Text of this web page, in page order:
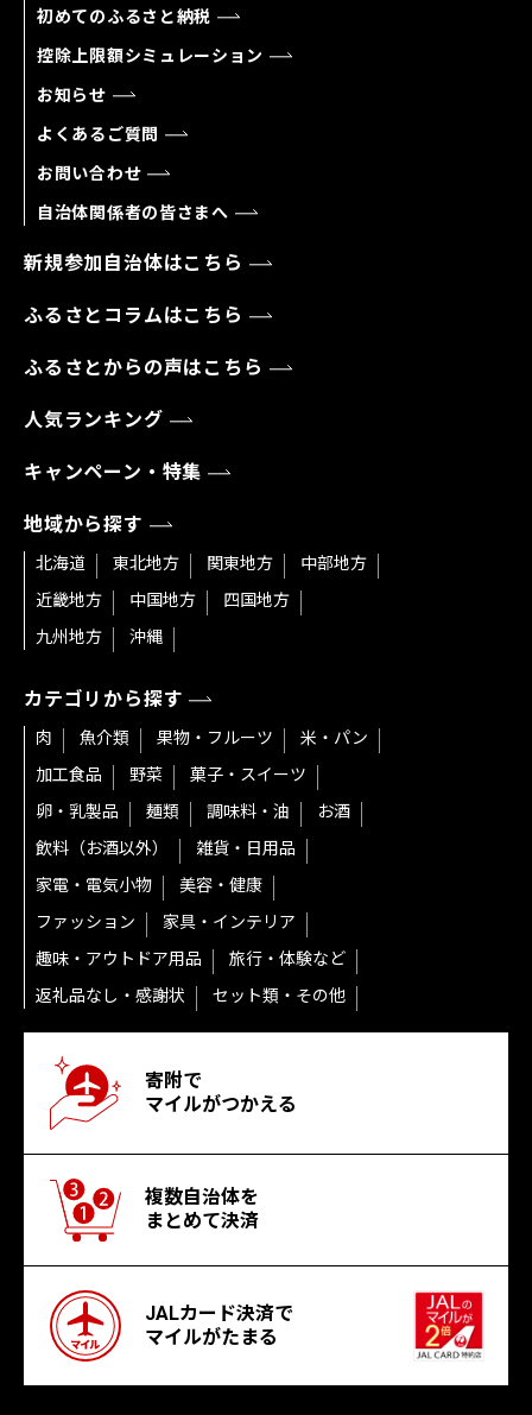
初めてのふるさと納税
控除上限額シミュレーション
お知らせ
よくあるご質問
お問い合わせ
自治体関係者の皆さまへ
新規参加自治体はこちら
ふるさとコラムはこちら
ふるさとからの声はこちら
人気ランキング
キャンペーン・特集
地域から探す
北海道 東北地方 関東地方
中部地方
近畿地方
中国地方
四国地方
九州地方
沖縄
カテゴリから探す
肉 魚介類 果物・フルーツ
米・パン
加工食品
野菜
菓子・スイーツ
卵・乳製品
麺類 調味料・油
お酒
飲料（お酒以外）
雑貨・日用品
家電・電気小物
美容・健康
ファッション
家具・インテリア
趣味・アウトドア用品
旅行・体験など
返礼品なし・感謝状
セット類・その他
寄附で
マイルがつかえる
複数自治体を
まとめて決済
JALカード決済で
マイルがたまる